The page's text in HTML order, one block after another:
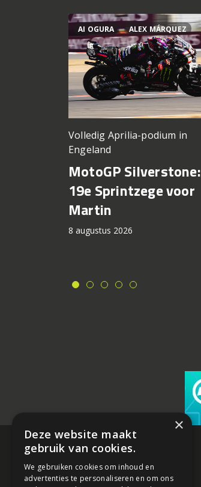
AI OGURA ALEX MÁRQUEZ
Volledig Aprilia-podium in
Engeland
MotoGP Silverstone:
19e Sprintzege voor
Martin
8 augustus 2026
×
Deze website maakt
gebruik van cookies.
We gebruiken cookies om inhoud en
advertenties te personaliseren en om ons